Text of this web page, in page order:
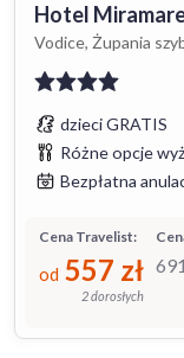
Hotel
Vodice, Żupania
dzieci GRATIS
Różne opcje
Bezpłatna
691
Cena Travelist:
od 557 zł
2 dorosłych